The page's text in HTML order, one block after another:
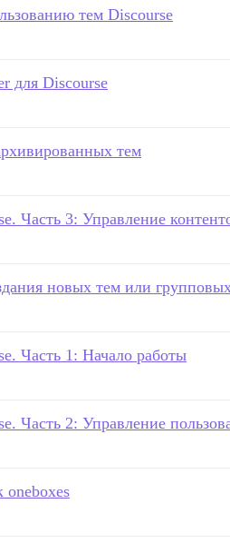
тем Discourse
для Discourse
тем
Часть 3: Управление
новых тем или
Часть 1: Начало работы
Часть 2: Управление
oneboxes